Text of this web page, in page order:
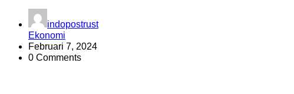
indopostrust
Ekonomi
Februari 7, 2024
0 Comments